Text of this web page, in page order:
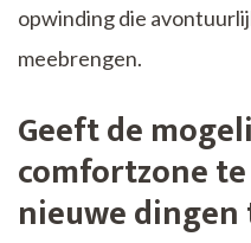
opwinding die
meebrengen.
Geeft de
comfortzone
nieuwe